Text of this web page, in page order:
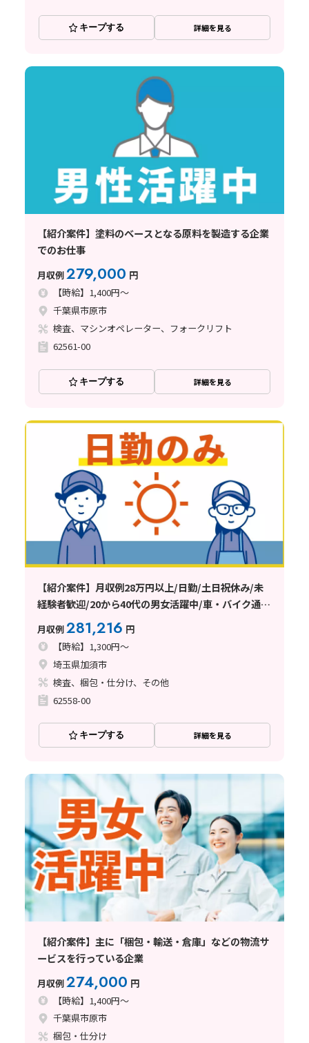
キープする 詳細を見る
【紹介案件】塗料のベースとなる原料を製造する企業
でのお仕事
月収例279,000 円
【時給】1,400円～
千葉県市原市
検査、マシンオペレーター、フォークリフト
62561-00
キープする 詳細を見る
【紹介案件】月収例28万円以上/日勤/土日祝休み/未
経験者歓迎/20から40代の男女活躍中/車・バイク通勤
可能/日払い・週払い制度あり
月収例281,216 円
【時給】1,300円～
埼玉県加須市
検査、梱包・仕分け、その他
62558-00
キープする 詳細を見る
【紹介案件】主に「梱包・輸送・倉庫」などの物流サ
ービスを行っている企業
月収例274,000 円
【時給】1,400円～
千葉県市原市
梱包・仕分け